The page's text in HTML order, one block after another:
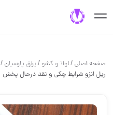
صفحه اصلی/لولا و كشو /یراق پارسیان/
ریل انزو شرایط چکی و نقد درحال پخش